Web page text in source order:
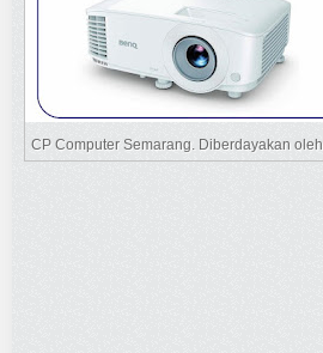
CP Computer Semarang. Diberdayakan oleh